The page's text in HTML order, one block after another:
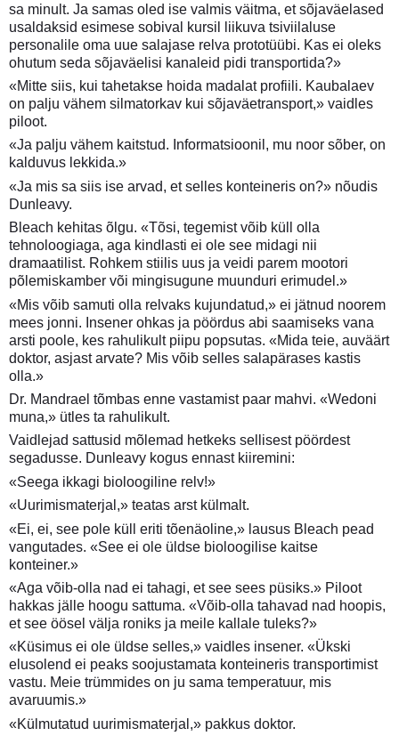
sa minult. Ja samas oled ise valmis väitma, et sõjaväelased
usaldaksid esimese sobival kursil liikuva tsiviilaluse
personalile oma uue salajase relva prototüübi. Kas ei oleks
ohutum seda sõjaväelisi kanaleid pidi transportida?»
«Mitte siis, kui tahetakse hoida madalat profiili. Kaubalaev
on palju vähem silmatorkav kui sõjaväetransport,» vaidles
piloot.
«Ja palju vähem kaitstud. Informatsioonil, mu noor sõber, on
kalduvus lekkida.»
«Ja mis sa siis ise arvad, et selles konteineris on?» nõudis
Dunleavy.
Bleach kehitas õlgu. «Tõsi, tegemist võib küll olla
tehnoloogiaga, aga kindlasti ei ole see midagi nii
dramaatilist. Rohkem stiilis uus ja veidi parem mootori
põlemiskamber või mingisugune muunduri erimudel.»
«Mis võib samuti olla relvaks kujundatud,» ei jätnud noorem
mees jonni. Insener ohkas ja pöördus abi saamiseks vana
arsti poole, kes rahulikult piipu popsutas. «Mida teie, auväärt
doktor, asjast arvate? Mis võib selles salapärases kastis
olla.»
Dr. Mandrael tõmbas enne vastamist paar mahvi. «Wedoni
muna,» ütles ta rahulikult.
Vaidlejad sattusid mõlemad hetkeks sellisest pöördest
segadusse. Dunleavy kogus ennast kiiremini:
«Seega ikkagi bioloogiline relv!»
«Uurimismaterjal,» teatas arst külmalt.
«Ei, ei, see pole küll eriti tõenäoline,» lausus Bleach pead
vangutades. «See ei ole üldse bioloogilise kaitse
konteiner.»
«Aga võib-olla nad ei tahagi, et see sees püsiks.» Piloot
hakkas jälle hoogu sattuma. «Võib-olla tahavad nad hoopis,
et see öösel välja roniks ja meile kallale tuleks?»
«Küsimus ei ole üldse selles,» vaidles insener. «Ükski
elusolend ei peaks soojustamata konteineris transportimist
vastu. Meie trümmides on ju sama temperatuur, mis
avaruumis.»
«Külmutatud uurimismaterjal,» pakkus doktor.